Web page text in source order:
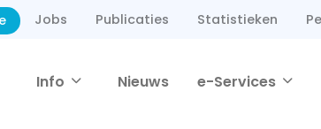
Jobs Publicaties Statistieken
Info Nieuws e-Services